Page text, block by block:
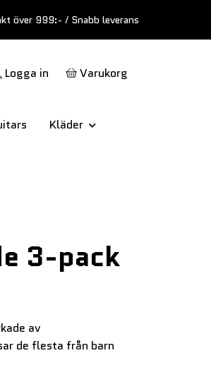
över 999:- / Snabb leverans
Logga in Varukorg
Kläder
3-pack
av
de flesta från barn